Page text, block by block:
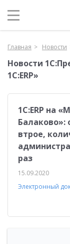
Главная Новости
Новости
1C:ERP»
1С:ERP на
Балаково»:
втрое,
раз
15.09.2020
Электронный